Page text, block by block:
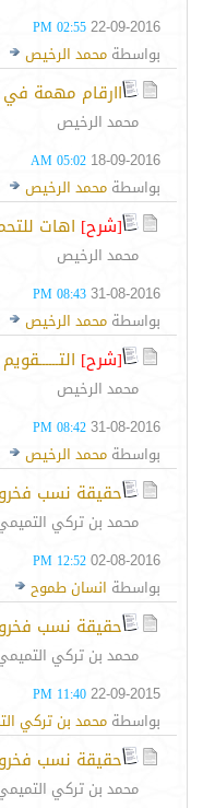
22-09-2016
02:55 PM
بواسطة محمد الرخيص
اارقام مهمة في
محمد الرخيص
18-09-2016
05:02 AM
بواسطة محمد الرخيص
[شرح] اهات
محمد الرخيص
31-08-2016
08:43 PM
بواسطة محمد الرخيص
[شرح] التــــــقويم
محمد الرخيص
31-08-2016
08:42 PM
بواسطة محمد الرخيص
حقيقة نسب
محمد بن تركي
02-08-2016
12:52 PM
بواسطة انسان طموح
حقيقة نسب
محمد بن تركي
22-09-2015
11:40 PM
بواسطةمحمد بن تركي
حقيقة نسب
محمد بن تركي